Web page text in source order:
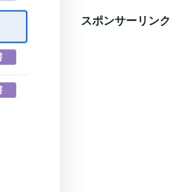
スポンサーリンク